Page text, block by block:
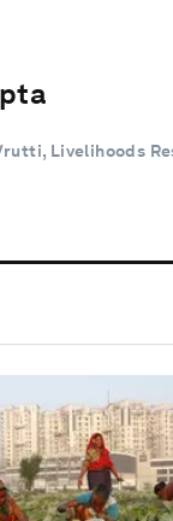
Livelihoods